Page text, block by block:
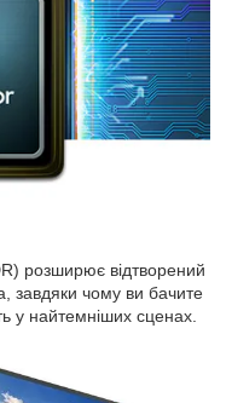
розширює відтворений
завдяки чому ви бачите
у найтемніших сценах.